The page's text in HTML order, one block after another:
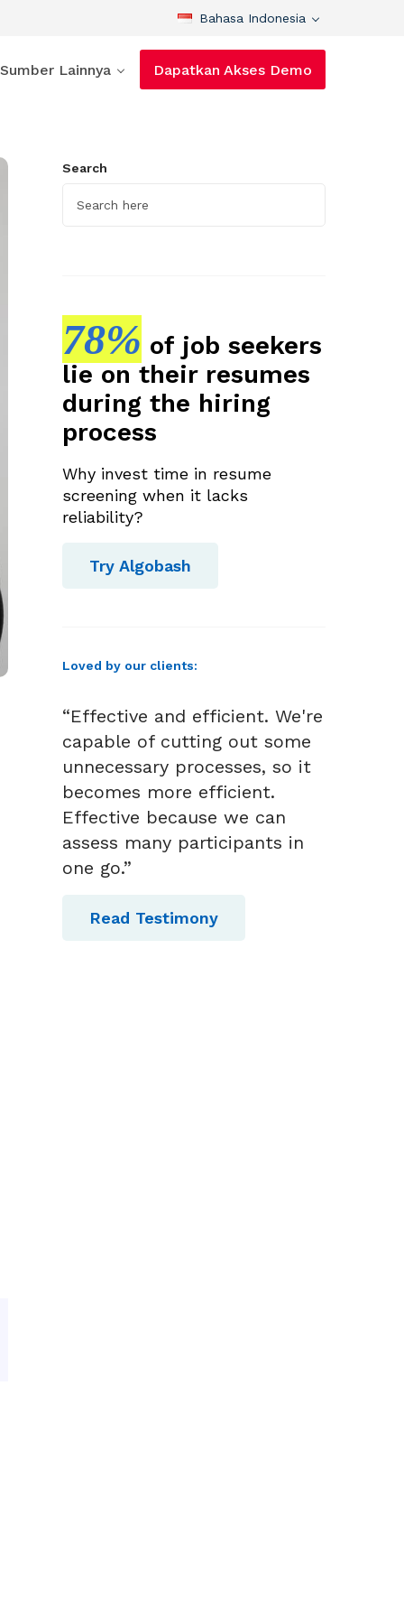
Bahasa Indonesia
Sumber Lainnya Dapatkan Akses Demo
Search
78% of job seekers
lie on their resumes
during the hiring
process
Why invest time in resume
screening when it lacks
reliability?
Try Algobash
Loved by our clients:
“Effective and efficient. We're
capable of cutting out some
unnecessary processes, so it
becomes more efficient.
Effective because we can
assess many participants in
one go.”
Read Testimony